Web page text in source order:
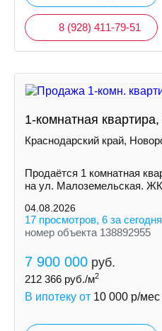
8 (928) 411-79-51
1-комнатная
Краснодарский край,
Продаётся 1 комнатная
на ул. Малоземельская.
04.08.2026
17 просмотров, 6 за сегодня
номер объекта 138892955
7 900 000 руб.
212 366 руб./м2
В ипотеку от 10 000 р/мес